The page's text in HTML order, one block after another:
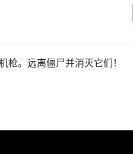
。远离僵尸并消灭它们！